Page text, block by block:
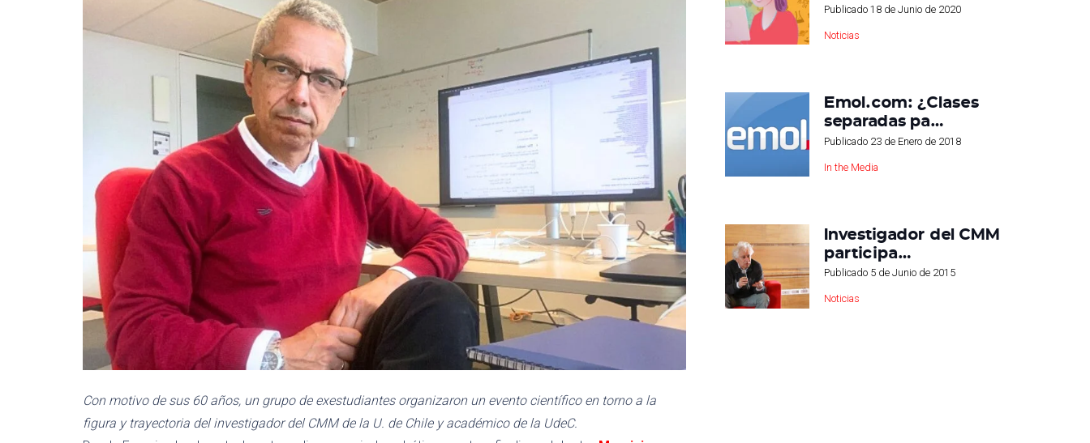
Con motivo de sus 60 años, un grupo de exestudiantes organizaron un evento científico en torno a la
figura y trayectoria del investigador del CMM de la U. de Chile y académico de la UdeC.
Publicado 18 de Junio de 2020
Noticias
Emol.com: ¿Clases
separadas pa…
Publicado 23 de Enero de 2018
In the Media
Investigador del CMM
participa…
Publicado 5 de Junio de 2015
Noticias